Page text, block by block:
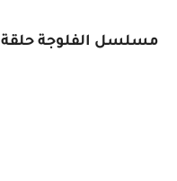
مسلسل الفلوجة حلقة 9 التاسعة